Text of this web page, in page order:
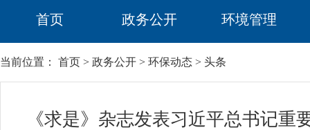
首页 政务公开 环境管理
当前位置： 首页 > 政务公开 > 环保动态 > 头条
《求是》杂志发表习近平总书记